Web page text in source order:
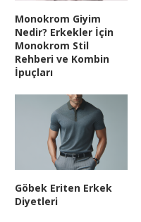
Monokrom Giyim
Nedir? Erkekler İçin
Monokrom Stil
Rehberi ve Kombin
İpuçları
Göbek Eriten Erkek
Diyetleri